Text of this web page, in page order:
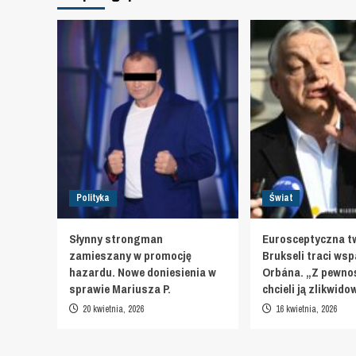
Polityka
Słynny strongman
zamieszany w promocję
hazardu. Nowe doniesienia w
sprawie Mariusza P.
20 kwietnia, 2026
Świat
Eurosceptyczna
Brukseli traci
Orbána. „Z
chcieli ją
16 kwietnia, 2026